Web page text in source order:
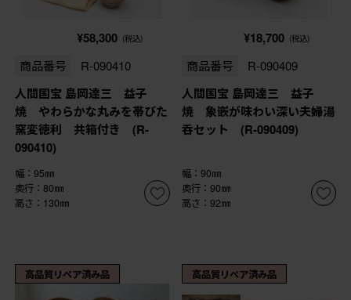
¥58,300 (税込)
商品番号 R-090410
人間国宝 島岡達三 益子
焼 やわらかな丸みを帯びた
窯変徳利 共箱付き (R-
090410)
幅：95㎜
奥行：80㎜
高さ：130㎜
¥18,700 (税込)
商品番号 R-090409
人間国宝 島岡達三 益子
焼 象嵌が味わい深い夫婦湯
呑セット (R-090409)
幅：90㎜
奥行：90㎜
高さ：92㎜
高品質リペア済み品 高品質リペア済み品